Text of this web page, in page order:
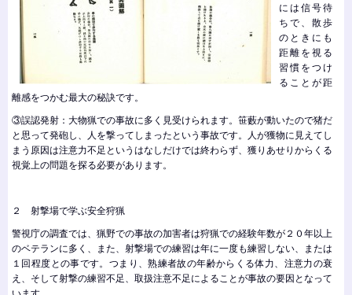
には信号待
ちで、散歩
のときにも
距離を視る
習慣をつけ
ることが距
離感をつかむ最大の秘訣です。
③誤認発射：大物猟での事故に多く見受けられます。笹藪が動いたので猪だ
と思って発砲し、人を撃ってしまったという事故です。人が獲物に見えてし
まう原因は注意力不足というはなしだけでは終わらず、獲りあせりからくる
視覚上の問題を探る必要があります。
２ 射撃場で学ぶ安全狩猟
警視庁の調査では、猟野での事故の加害者は狩猟での経験年数が２０年以上
のベテランに多く、また、射撃場での練習は年に一度も練習しない、または
１回程度との事です。つまり、熟練者故の年齢からくる体力、注意力の衰
え、そして射撃の練習不足、取扱注意不足によることが事故の要因となって